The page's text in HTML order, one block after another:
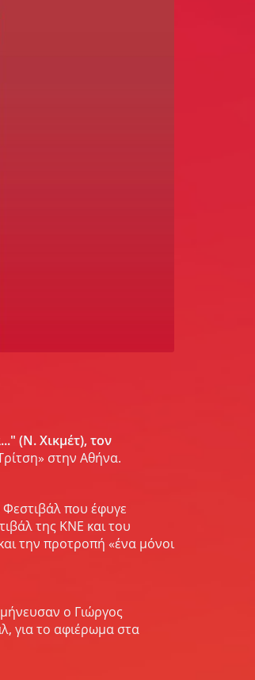
(Ν. Χικμέτ), τον
στην Αθήνα.
Φεστιβάλ που έφυγε
της ΚΝΕ και του
την προτροπή «ένα μόνοι
ο Γιώργος
για το αφιέρωμα στα